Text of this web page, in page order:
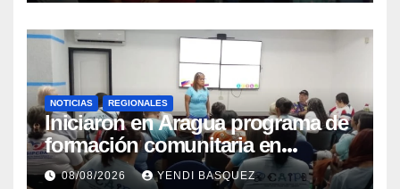
NOTICIAS REGIONALES
Iniciaron en Aragua programa de
formación comunitaria en
atención a personas con
08/08/2026 YENDI BASQUEZ